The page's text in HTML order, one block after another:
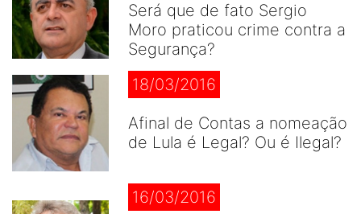
Será que de fato Sergio
Moro praticou crime contra a
Segurança?
18/03/2016
Afinal de Contas a nomeação
de Lula é Legal? Ou é Ilegal?
16/03/2016